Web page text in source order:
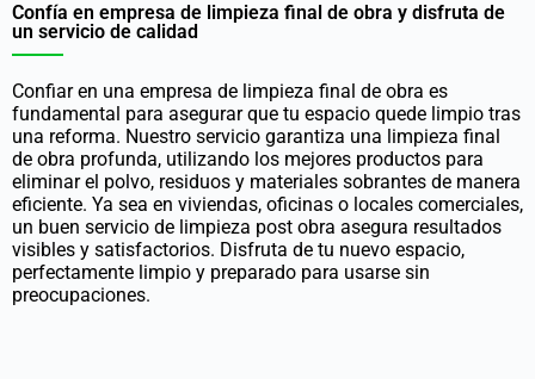
Confía en empresa de limpieza final de obra y disfruta de
un servicio de calidad
Confiar en una empresa de limpieza final de obra es
fundamental para asegurar que tu espacio quede limpio tras
una reforma. Nuestro servicio garantiza una limpieza final
de obra profunda, utilizando los mejores productos para
eliminar el polvo, residuos y materiales sobrantes de manera
eficiente. Ya sea en viviendas, oficinas o locales comerciales,
un buen servicio de limpieza post obra asegura resultados
visibles y satisfactorios. Disfruta de tu nuevo espacio,
perfectamente limpio y preparado para usarse sin
preocupaciones.